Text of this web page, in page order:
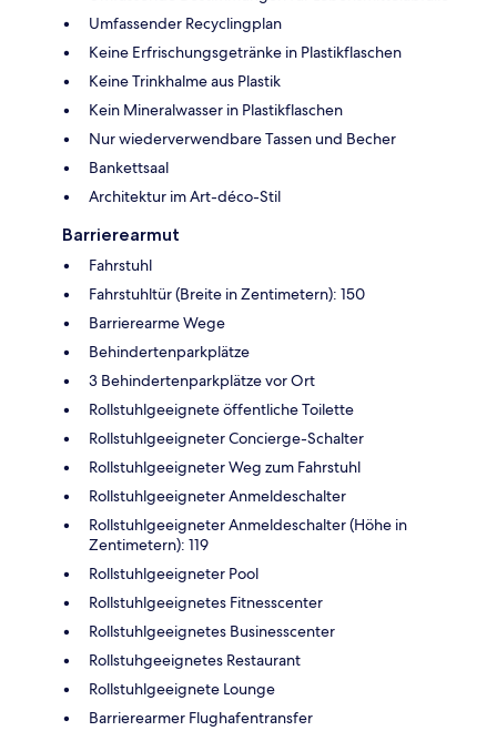
Umfassender Recyclingplan
Keine Erfrischungsgetränke in Plastikflaschen
Keine Trinkhalme aus Plastik
Kein Mineralwasser in Plastikflaschen
Nur wiederverwendbare Tassen und Becher
Bankettsaal
Architektur im Art-déco-Stil
Barrierearmut
Fahrstuhl
Fahrstuhltür (Breite in Zentimetern): 150
Barrierearme Wege
Behindertenparkplätze
3 Behindertenparkplätze vor Ort
Rollstuhlgeeignete öffentliche Toilette
Rollstuhlgeeigneter Concierge-Schalter
Rollstuhlgeeigneter Weg zum Fahrstuhl
Rollstuhlgeeigneter Anmeldeschalter
Rollstuhlgeeigneter Anmeldeschalter (Höhe in
Zentimetern): 119
Rollstuhlgeeigneter Pool
Rollstuhlgeeignetes Fitnesscenter
Rollstuhlgeeignetes Businesscenter
Rollstuhgeeignetes Restaurant
Rollstuhlgeeignete Lounge
Barrierearmer Flughafentransfer